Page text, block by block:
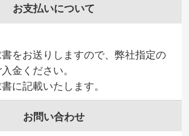
お支払いについて
をお送りしますので、弊社指定の
金ください。
に記載いたします。
お問い合わせ